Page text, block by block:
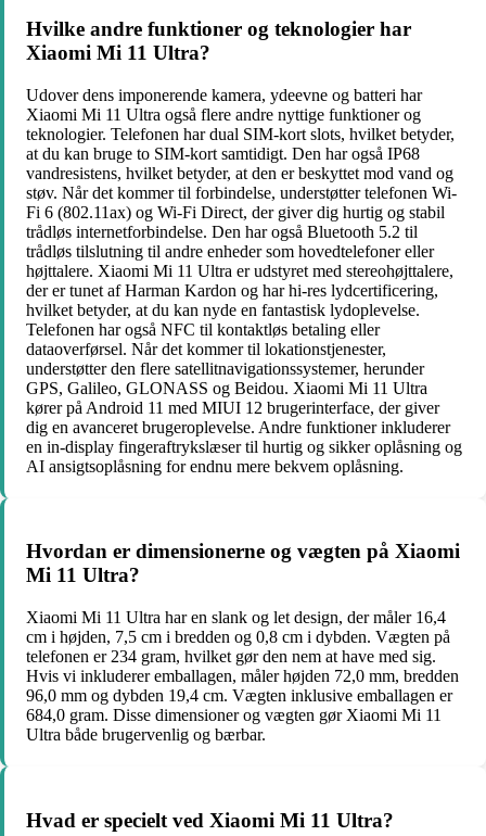
Hvilke andre funktioner og teknologier har
Xiaomi Mi 11 Ultra?
Udover dens imponerende kamera, ydeevne og batteri har
Xiaomi Mi 11 Ultra også flere andre nyttige funktioner og
teknologier. Telefonen har dual SIM-kort slots, hvilket betyder,
at du kan bruge to SIM-kort samtidigt. Den har også IP68
vandresistens, hvilket betyder, at den er beskyttet mod vand og
støv. Når det kommer til forbindelse, understøtter telefonen Wi-
Fi 6 (802.11ax) og Wi-Fi Direct, der giver dig hurtig og stabil
trådløs internetforbindelse. Den har også Bluetooth 5.2 til
trådløs tilslutning til andre enheder som hovedtelefoner eller
højttalere. Xiaomi Mi 11 Ultra er udstyret med stereohøjttalere,
der er tunet af Harman Kardon og har hi-res lydcertificering,
hvilket betyder, at du kan nyde en fantastisk lydoplevelse.
Telefonen har også NFC til kontaktløs betaling eller
dataoverførsel. Når det kommer til lokationstjenester,
understøtter den flere satellitnavigationssystemer, herunder
GPS, Galileo, GLONASS og Beidou. Xiaomi Mi 11 Ultra
kører på Android 11 med MIUI 12 brugerinterface, der giver
dig en avanceret brugeroplevelse. Andre funktioner inkluderer
en in-display fingeraftrykslæser til hurtig og sikker oplåsning og
AI ansigtsoplåsning for endnu mere bekvem oplåsning.
Hvordan er dimensionerne og vægten på Xiaomi
Mi 11 Ultra?
Xiaomi Mi 11 Ultra har en slank og let design, der måler 16,4
cm i højden, 7,5 cm i bredden og 0,8 cm i dybden. Vægten på
telefonen er 234 gram, hvilket gør den nem at have med sig.
Hvis vi inkluderer emballagen, måler højden 72,0 mm, bredden
96,0 mm og dybden 19,4 cm. Vægten inklusive emballagen er
684,0 gram. Disse dimensioner og vægten gør Xiaomi Mi 11
Ultra både brugervenlig og bærbar.
Hvad er specielt ved Xiaomi Mi 11 Ultra?